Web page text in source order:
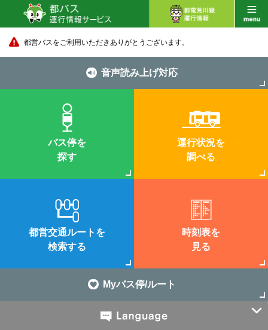
都営バスをご利用いただきありがとうございます。
音声読み上げ対応
バス停を
探す
運行状況を
調べる
都営交通ルートを
検索する
時刻表を
見る
Myバス停/ルート
